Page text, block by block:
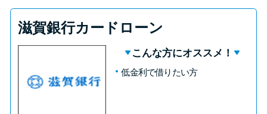
滋賀銀行カードローン
こんな方にオススメ！
低金利で借りたい方